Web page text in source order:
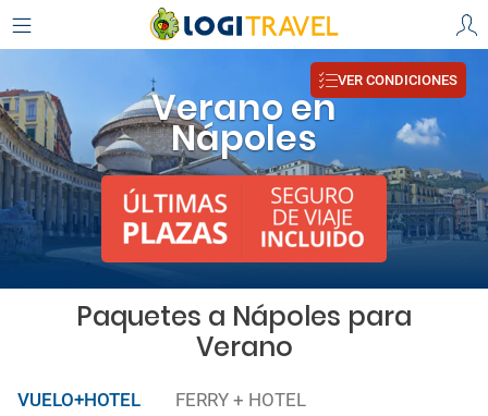
Verano en
Nápoles
VER CONDICIONES
Paquetes a Nápoles para
Verano
VUELO+HOTEL FERRY + HOTEL